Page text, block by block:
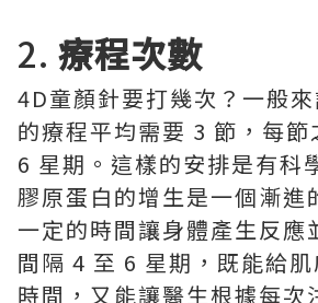
2. 療程次數
4D童顏針要打幾次？一般
的療程平均需要 3 節，每節
6 星期。這樣的安排是有科
膠原蛋白的增生是一個漸進
一定的時間讓身體產生反應
間隔 4 至 6 星期，既能給
時間，又能讓醫生根據每次